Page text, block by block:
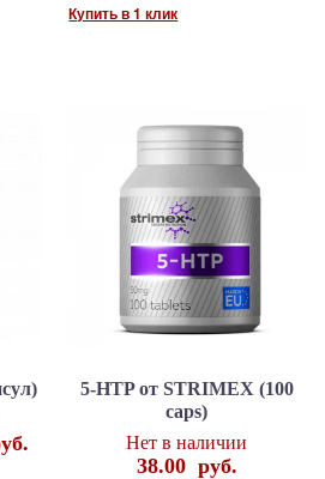
Купить в 1 клик
5-HTP от STRIMEX (100
caps)
Нет в наличии
38.00 руб.